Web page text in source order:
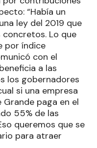
“Había un
ley del 2019 que
Lo que
por índice
con el
a las
los gobernadores
si una empresa
paga en el
55% de las
queremos que se
para atraer